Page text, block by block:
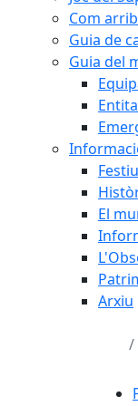
Com
Guia de
Guia del
El
Arxiu